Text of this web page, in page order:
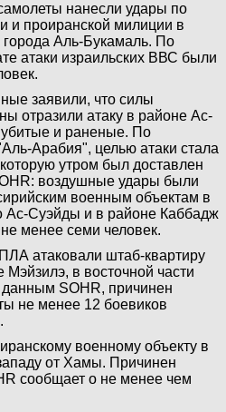
нанесли удары по
и проиранской милиции в
Аль-Букамаль. По
атаки израильских ВВС были
заявили, что силы
отразили атаку в районе Ас-
и раненые. По
Арабия", целью атаки стала
утром был доставлен
воздушные удары были
военным объектам в
Ас-Суэйды и в районе Каббадж
менее семи человек.
атаковали штаб-квартиру
в восточной части
SOHR, причинен
не менее 12 боевиков
военному объекту в
от Хамы. Причинен
сообщает о не менее чем